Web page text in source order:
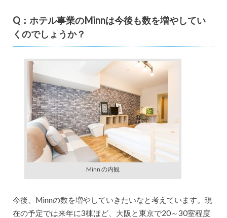
Q：ホテル事業のMinnは今後も数を増やしてい
くのでしょうか？
Minn の内観
今後、Minnの数を増やしていきたいなと考えています。現
在の予定では来年に3棟ほど、大阪と東京で20～30室程度